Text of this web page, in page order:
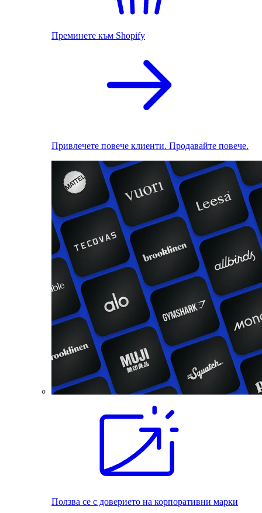
Преминете към Shopify
Привлечете повече клиенти. Продавайте повече.
Ползва се с доверието на корпоративни марки